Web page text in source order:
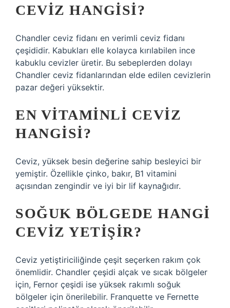
CEVIZ HANGISI?
Chandler ceviz fidanı en verimli ceviz fidanı
çeşididir. Kabukları elle kolayca kırılabilen ince
kabuklu cevizler üretir. Bu sebeplerden dolayı
Chandler ceviz fidanlarından elde edilen cevizlerin
pazar değeri yüksektir.
EN VITAMINLI CEVIZ
HANGISI?
Ceviz, yüksek besin değerine sahip besleyici bir
yemiştir. Özellikle çinko, bakır, B1 vitamini
açısından zengindir ve iyi bir lif kaynağıdır.
SOĞUK BÖLGEDE HANGI
CEVIZ YETIŞIR?
Ceviz yetiştiriciliğinde çeşit seçerken rakım çok
önemlidir. Chandler çeşidi alçak ve sıcak bölgeler
için, Fernor çeşidi ise yüksek rakımlı soğuk
bölgeler için önerilebilir. Franquette ve Fernette